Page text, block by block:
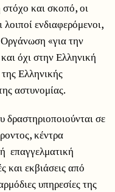
και σκοπό, οι
ενδιαφερόμενοι,
«για την
όχι στην Ελληνική
Ελληνικής
αστυνομίας.
δραστηριοποιούνται σε
κέντρα
επαγγελματική
και εκβιάσεις από
υπηρεσίες της